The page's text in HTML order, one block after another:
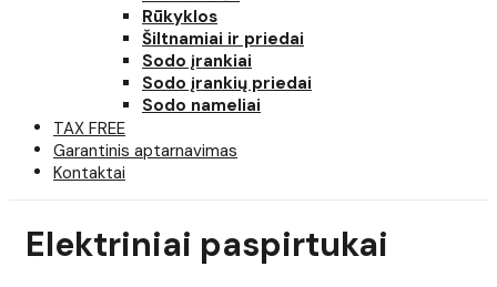
Rūkyklos
Šiltnamiai ir priedai
Sodo įrankiai
Sodo įrankių priedai
Sodo nameliai
TAX FREE
Garantinis aptarnavimas
Kontaktai
Elektriniai paspirtukai